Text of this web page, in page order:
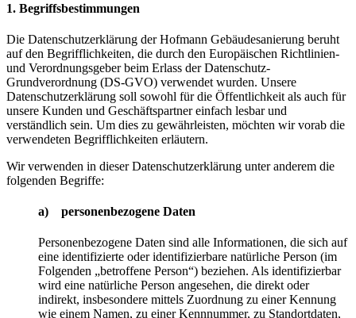
1. Begriffsbestimmungen
Die Datenschutzerklärung der Hofmann Gebäudesanierung beruht
auf den Begrifflichkeiten, die durch den Europäischen Richtlinien-
und Verordnungsgeber beim Erlass der Datenschutz-
Grundverordnung (DS-GVO) verwendet wurden. Unsere
Datenschutzerklärung soll sowohl für die Öffentlichkeit als auch für
unsere Kunden und Geschäftspartner einfach lesbar und
verständlich sein. Um dies zu gewährleisten, möchten wir vorab die
verwendeten Begrifflichkeiten erläutern.
Wir verwenden in dieser Datenschutzerklärung unter anderem die
folgenden Begriffe:
a) personenbezogene Daten
Personenbezogene Daten sind alle Informationen, die sich auf
eine identifizierte oder identifizierbare natürliche Person (im
Folgenden „betroffene Person“) beziehen. Als identifizierbar
wird eine natürliche Person angesehen, die direkt oder
indirekt, insbesondere mittels Zuordnung zu einer Kennung
wie einem Namen, zu einer Kennnummer, zu Standortdaten,